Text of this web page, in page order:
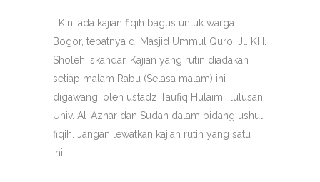
Kini ada kajian fiqih bagus untuk warga
Bogor, tepatnya di Masjid Ummul Quro, Jl. KH.
Sholeh Iskandar. Kajian yang rutin diadakan
setiap malam Rabu (Selasa malam) ini
digawangi oleh ustadz Taufiq Hulaimi, lulusan
Univ. Al-Azhar dan Sudan dalam bidang ushul
fiqih. Jangan lewatkan kajian rutin yang satu
ini!...